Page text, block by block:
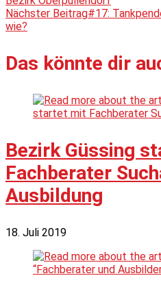
Nächster Beitrag#17:
wie?
Das könnte dir
Bezirk Güssing
Fachberater
Ausbildung
18. Juli 2019